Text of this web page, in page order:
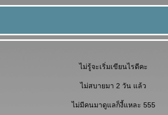
ไม่รู้จะเริ่มเขียนไรดีคะ
ไม่สบายมา 2 วัน แล้ว
ไม่มีคนมาดูแลก็งี้แหละ 555